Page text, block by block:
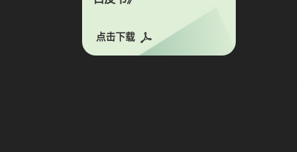
点击下载